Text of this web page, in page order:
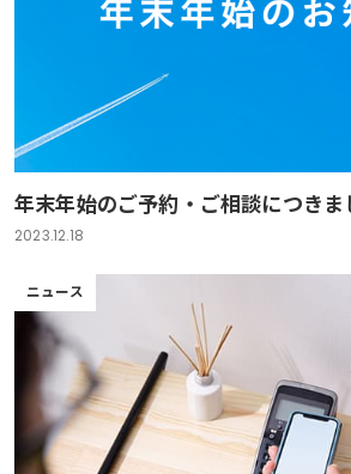
年末年始のご予約・ご相談につきま
2023.12.18
ニュース